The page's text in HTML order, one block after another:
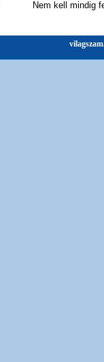
Nem kell mindig